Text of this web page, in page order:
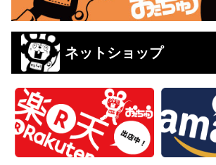
ネットショップ